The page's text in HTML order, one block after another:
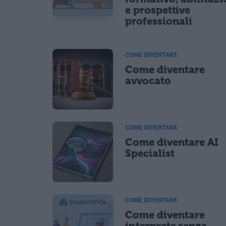
e prospettive
professionali
COME DIVENTARE
Come diventare
avvocato
COME DIVENTARE
Come diventare AI
Specialist
COME DIVENTARE
Come diventare